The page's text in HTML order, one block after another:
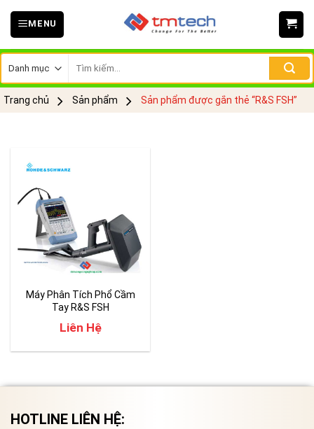
Skip
MENU
kiếm:
Trang chủ Sản phẩm Sản phẩm được gắn thẻ “R&S FSH”
Máy Phân Tích Phổ Cầm
Tay R&S FSH
Liên Hệ
HOTLINE LIÊN HỆ: